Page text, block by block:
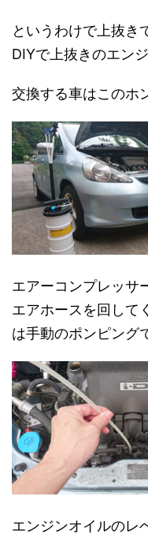
というわけで上抜き
DIYで上抜きのエン
交換する車はこのホ
エアーコンプレッサ
エアホースを回して
は手動のポンピング
エンジンオイルのレ